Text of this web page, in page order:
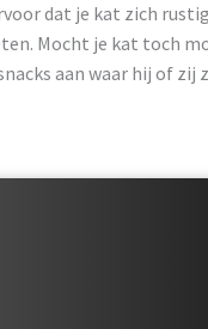
dat je kat zich
Mocht je kat toch
aan waar hij of zij